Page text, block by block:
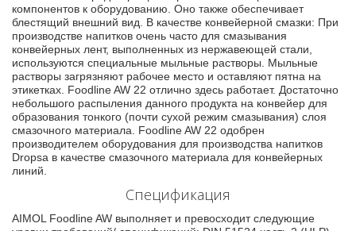
компонентов к оборудованию. Оно также обеспечивает
блестящий внешний вид. В качестве конвейерной смазки: При
производстве напитков очень часто для смазывания
конвейерных лент, выполненных из нержавеющей стали,
используются специальные мыльные растворы. Мыльные
растворы загрязняют рабочее место и оставляют пятна на
этикетках. Foodline AW 22 отлично здесь работает. Достаточно
небольшого распыления данного продукта на конвейер для
образования тонкого (почти сухой режим смазывания) слоя
смазочного материала. Foodline AW 22 одобрен
производителем оборудования для производства напитков
Dropsa в качестве смазочного материала для конвейерных
линий.
Спецификация
AIMOL Foodline AW выполняет и превосходит следующие